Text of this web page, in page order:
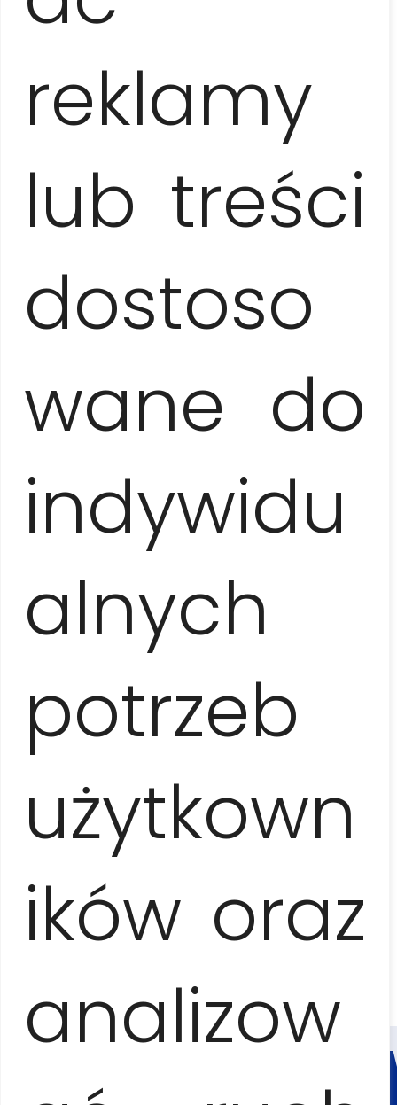
reklamy
lub treści
dostoso
wane do
indywidu
alnych
potrzeb
użytkown
ików oraz
analizow
Turystyczne jest
oraz Turystyczny Fundusz Pomocowy.
Posiadamy również
gwarancję
na kwotę 50 OOO EUR
wystawioną przez Towarzystwo
Ubezpieczeniowe Europa.
CO
O
NAS